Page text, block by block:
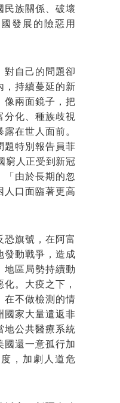
民族關係、破壞
發展的險惡用
對自己的問題卻
，持續蔓延的新
像兩面鏡子，把
分化、種族歧視
在世人面前。
題特別報告員菲
窮人正受到新冠
「由於長期的忽
人口面臨著更高
恐旗號，在阿富
發動戰爭，造成
地區局勢持續動
。大疫之下，
在不做檢測的情
國家大量遣返非
地公共醫療系統
國還一意孤行加
，加劇人道危